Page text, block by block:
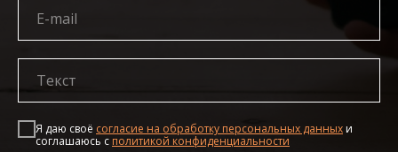
Я даю своё согласие на обработку персональных данных и
соглашаюсь c политикой конфиденциальности